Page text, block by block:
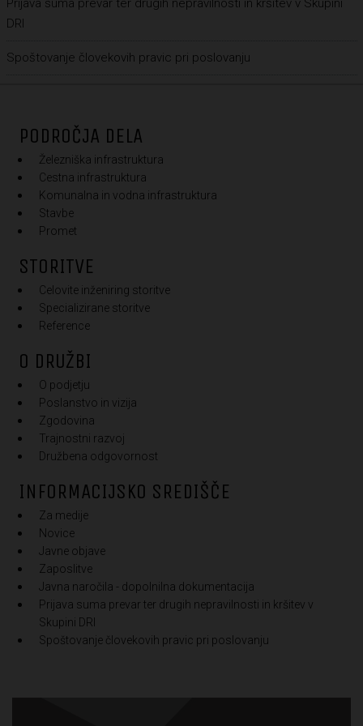
Prijava suma prevar ter drugih nepravilnosti in kršitev v Skupini
DRI
Spoštovanje človekovih pravic pri poslovanju
PODROČJA DELA
Železniška infrastruktura
Cestna infrastruktura
Komunalna in vodna infrastruktura
Stavbe
Promet
STORITVE
Celovite inženiring storitve
Specializirane storitve
Reference
O DRUŽBI
O podjetju
Poslanstvo in vizija
Zgodovina
Trajnostni razvoj
Družbena odgovornost
INFORMACIJSKO SREDIŠČE
Za medije
Novice
Javne objave
Zaposlitve
Javna naročila - dopolnilna dokumentacija
Prijava suma prevar ter drugih nepravilnosti in kršitev v
Skupini DRI
Spoštovanje človekovih pravic pri poslovanju